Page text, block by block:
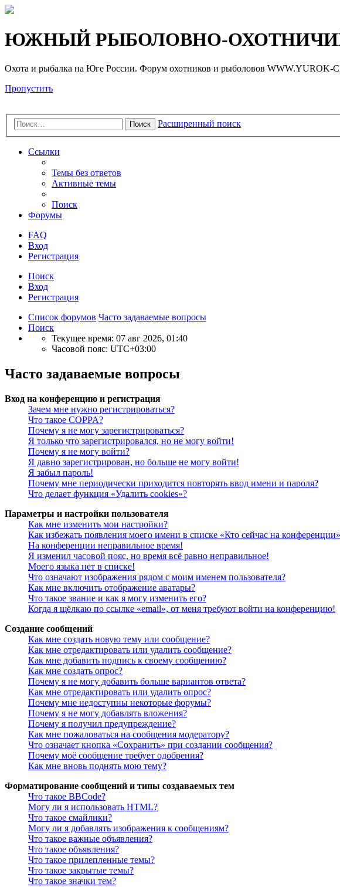
Регистрация
ЮЖНЫЙ РЫБОЛОВНО-
Охота и рыбалка на Юге России. Форум охотников и рыболовов WWW.YUROK-
Пропустить
Поиск Расширенный поиск
Ссылки
Темы без ответов
Активные темы
Поиск
Форумы
FAQ
Вход
Регистрация
Поиск
Вход
Регистрация
Список форумов Часто задаваемые вопросы
Поиск
Текущее время: 07 авг 2026, 01:40
Часовой пояс: UTC+03:00
Часто задаваемые вопросы
Вход на конференцию и регистрация
Зачем мне нужно регистрироваться?
Что такое COPPA?
Почему я не могу зарегистрироваться?
Я только что зарегистрировался, но не могу войти!
Почему я не могу войти?
Я давно зарегистрирован, но больше не могу войти!
Я забыл пароль!
Почему мне периодически приходится повторять ввод имени и пароля?
Что делает функция «Удалить cookies»?
Параметры и настройки пользователя
Как мне изменить мои настройки?
Как избежать появления моего имени в списке «Кто сейчас на
На конференции неправильное время!
Я изменил часовой пояс, но время всё равно неправильное!
Моего языка нет в списке!
Что означают изображения рядом с моим именем пользователя?
Как мне включить отображение аватары?
Что такое звание и как я могу изменить его?
Когда я щёлкаю по ссылке «email», от меня требуют войти на конференцию!
Создание сообщений
Как мне создать новую тему или сообщение?
Как мне отредактировать или удалить сообщение?
Как мне добавить подпись к своему сообщению?
Как мне создать опрос?
Почему я не могу добавить больше вариантов ответа?
Как мне отредактировать или удалить опрос?
Почему мне недоступны некоторые форумы?
Почему я не могу добавлять вложения?
Почему я получил предупреждение?
Как мне пожаловаться на сообщения модератору?
Что означает кнопка «Сохранить» при создании сообщения?
Почему моё сообщение требует одобрения?
Как мне вновь поднять мою тему?
Форматирование сообщений и типы создаваемых тем
Что такое BBCode?
Могу ли я использовать HTML?
Что такое смайлики?
Могу ли я добавлять изображения к сообщениям?
Что такое важные объявления?
Что такое объявления?
Что такое прилепленные темы?
Что такое закрытые темы?
Что такое значки тем?